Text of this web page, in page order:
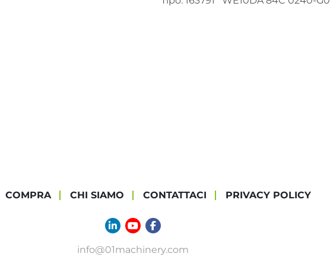
COMPRA CHI SIAMO CONTATTACI PRIVACY POLICY
linkedinyoutubefacebook
info@01machinery.com